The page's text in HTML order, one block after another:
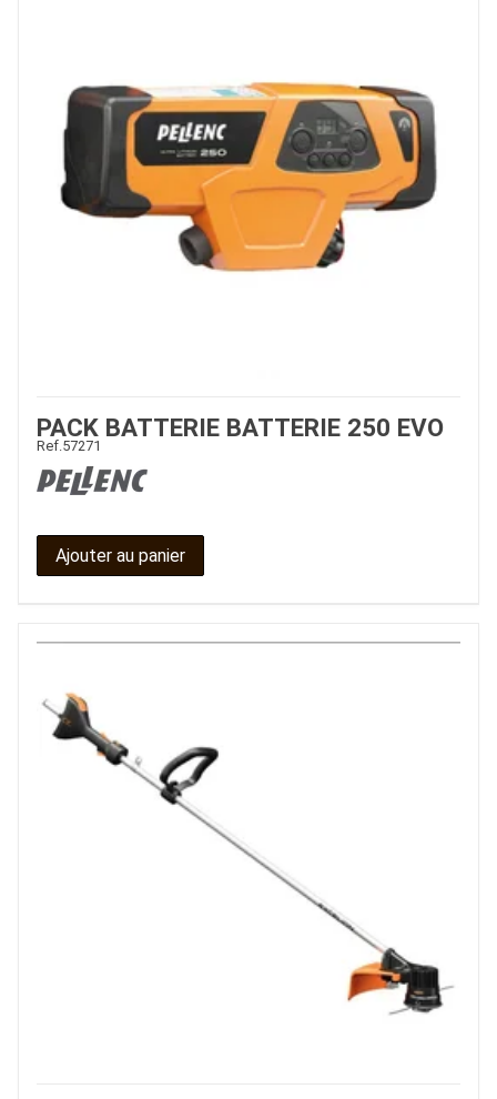
PACK BATTERIE BATTERIE 250 EVO
Ref.57271
Ajouter au panier